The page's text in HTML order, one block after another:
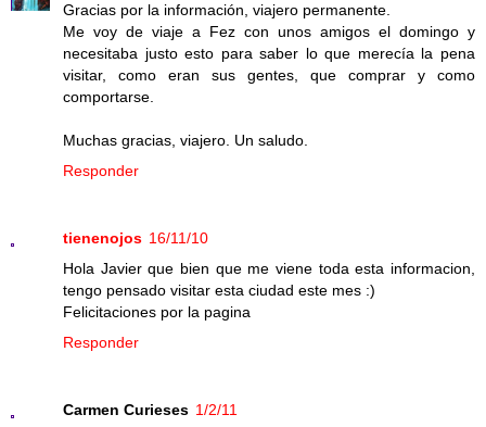
Gracias por la información, viajero permanente.
Me voy de viaje a Fez con unos amigos el domingo y
necesitaba justo esto para saber lo que merecía la pena
visitar, como eran sus gentes, que comprar y como
comportarse.
Muchas gracias, viajero. Un saludo.
Responder
tienenojos 16/11/10
Hola Javier que bien que me viene toda esta informacion,
tengo pensado visitar esta ciudad este mes :)
Felicitaciones por la pagina
Responder
Carmen Curieses 1/2/11